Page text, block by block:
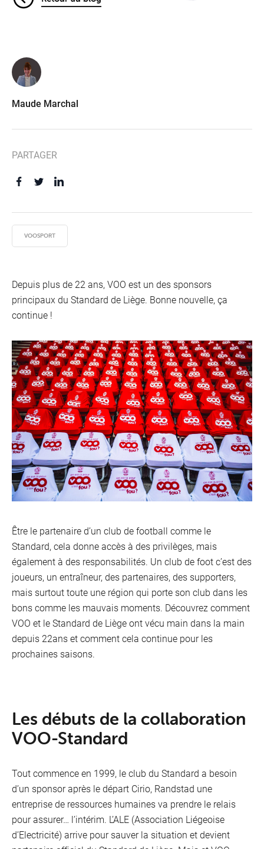
Depuis plus de 22 ans, VOO est un des sponsors
principaux du Standard de Liège. Bonne nouvelle, ça
continue !
Être le partenaire d’un club de football comme le
Standard, cela donne accès à des privilèges, mais
également à des responsabilités. Un club de foot c’est des
joueurs, un entraîneur, des partenaires, des supporters,
mais surtout toute une région qui porte son club dans les
bons comme les mauvais moments. Découvrez comment
VOO et le Standard de Liège ont vécu main dans la main
depuis 22ans et comment cela continue pour les
prochaines saisons.
Les débuts de la collaboration
VOO-Standard
Tout commence en 1999, le club du Standard a besoin
d’un sponsor après le départ Cirio, Randstad une
entreprise de ressources humaines va prendre le relais
pour assurer… l’intérim. L’ALE (Association Liégeoise
d’Electricité) arrive pour sauver la situation et devient
Maude Marchal
PARTAGER
VOOSPORT